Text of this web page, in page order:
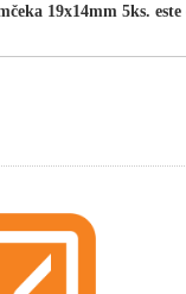
19x14mm 5ks.